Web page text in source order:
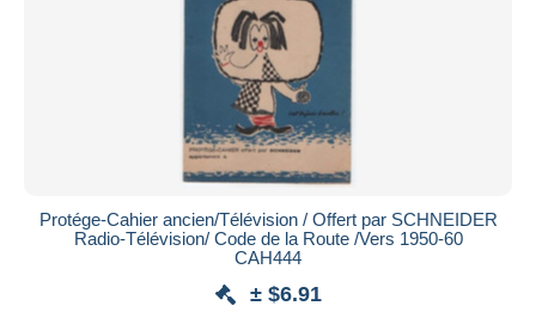
Protége-Cahier ancien/Télévision / Offert par SCHNEIDER
Radio-Télévision/ Code de la Route /Vers 1950-60
CAH444
± $6.91